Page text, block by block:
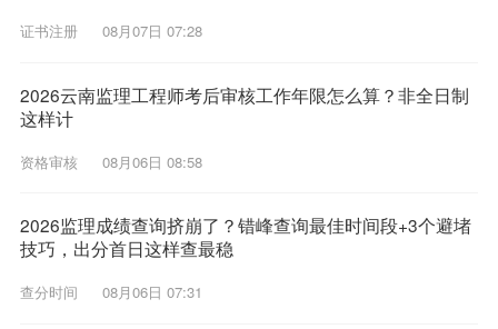
证书注册 08月07日 07:28
2026云南监理工程师考后审核工作年限怎么算？非全日制
这样计
资格审核 08月06日 08:58
2026监理成绩查询挤崩了？错峰查询最佳时间段+3个避堵
技巧，出分首日这样查最稳
查分时间 08月06日 07:31